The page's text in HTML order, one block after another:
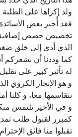
ولد إكراها على
فقد أُجبر بعض
تخصيص حصص إضافية
الذي أدى إلى خلق ضغط
كما وددنا أن نشعركم
له تأثير كبير على
و هو الإنجاز الكروي
نتقاسمها معا، و
و في الأخير نلتمس
كمبرر لقبول طلب
تقبلوا منا فائق